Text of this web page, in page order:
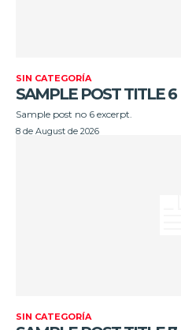
SIN CATEGORÍA
SAMPLE POST TITLE 6
Sample post no 6 excerpt.
8 de August de 2026
SIN CATEGORÍA